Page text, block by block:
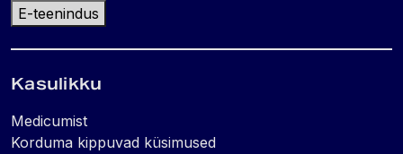
E-teenindus
Kasulikku
Medicumist
Korduma kippuvad küsimused